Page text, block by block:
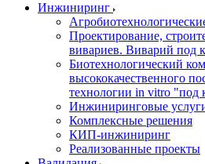
Инжиниринг
Проектирование,
вивариев. Виварий под
Биотехнологический
высококачественного
технологии in vitro "под
Инжиниринговые
Комплексные решения
КИП-инжиниринг
Реализованные проекты